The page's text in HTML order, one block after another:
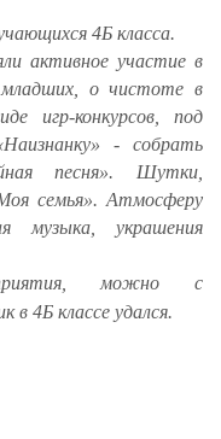
4Б класса.
активное участие в
младших, о чистоте в
игр-конкурсов, под
- собрать
песня».
Шутки,
семья». Атмосферу
музыка, украшения
можно с
в 4Б классе удался.